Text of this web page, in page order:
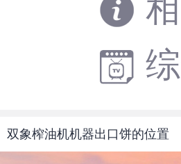
双象榨油机机器出口饼的位置